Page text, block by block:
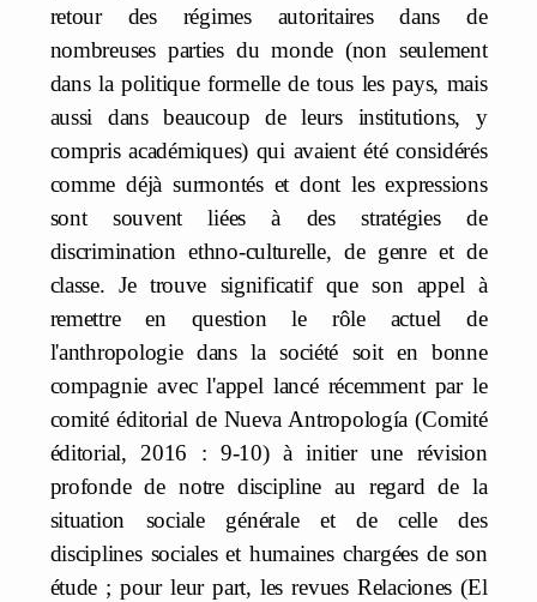
retour des régimes autoritaires dans de
nombreuses parties du monde (non seulement
dans la politique formelle de tous les pays, mais
aussi dans beaucoup de leurs institutions, y
compris académiques) qui avaient été considérés
comme déjà surmontés et dont les expressions
sont souvent liées à des stratégies de
discrimination ethno-culturelle, de genre et de
classe. Je trouve significatif que son appel à
remettre en question le rôle actuel de
l'anthropologie dans la société soit en bonne
compagnie avec l'appel lancé récemment par le
comité éditorial de Nueva Antropología (Comité
éditorial, 2016 : 9-10) à initier une révision
profonde de notre discipline au regard de la
situation sociale générale et de celle des
disciplines sociales et humaines chargées de son
étude ; pour leur part, les revues Relaciones (El